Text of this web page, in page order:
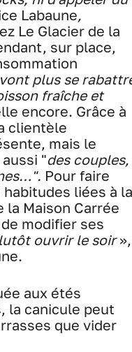
Labaune,
Le Glacier de la
sur place,
plus se
fraîche et
encore. Grâce à
clientèle
mais le
"des couples,
Pour faire
liées à la
la Maison Carrée
modifier ses
ouvrir le soir»,
aux étés
la canicule peut
que vider